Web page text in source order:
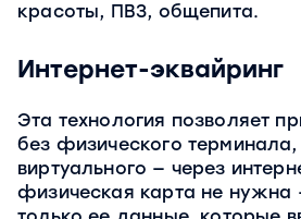
красоты, ПВЗ, общепита.
Интернет-эквайринг
Эта технология позволяет
без физического
виртуального — через
физическая карта не нужна